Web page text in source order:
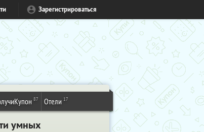
Зарегистрироваться
87 Отели 17
умных